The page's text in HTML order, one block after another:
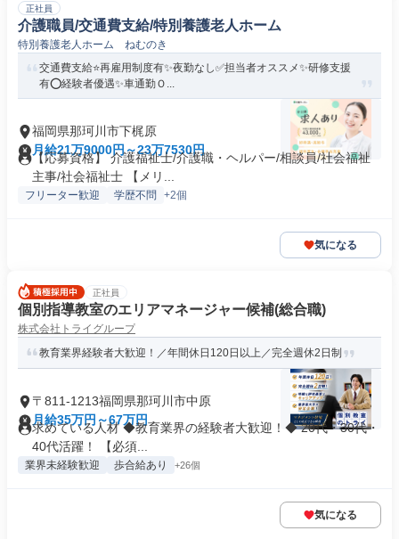
正社員
介護職員/交通費支給/特別養護老人ホーム
特別養護老人ホーム ねむのき
交通費支給⭐️再雇用制度有✨夜勤なし✅️担当者オススメ✨研修支援
有⭕️経験者優遇✨車通勤Ｏ...
福岡県那珂川市下梶原
月給21万9000円～23万7530円
【応募資格】 介護福祉士/介護職・ヘルパー/相談員/社会福祉
主事/社会福祉士 【メリ...
フリーター歓迎 学歴不問 +2個
気になる
正社員
個別指導教室のエリアマネージャー候補(総合職)
株式会社トライグループ
教育業界経験者大歓迎！／年間休日120日以上／完全週休2日制
〒811-1213福岡県那珂川市中原
月給35万円～67万円
求めている人材 ◆教育業界の経験者大歓迎！◆ 20代・30代・
40代活躍！ 【必須...
業界未経験歓迎 歩合給あり +26個
気になる